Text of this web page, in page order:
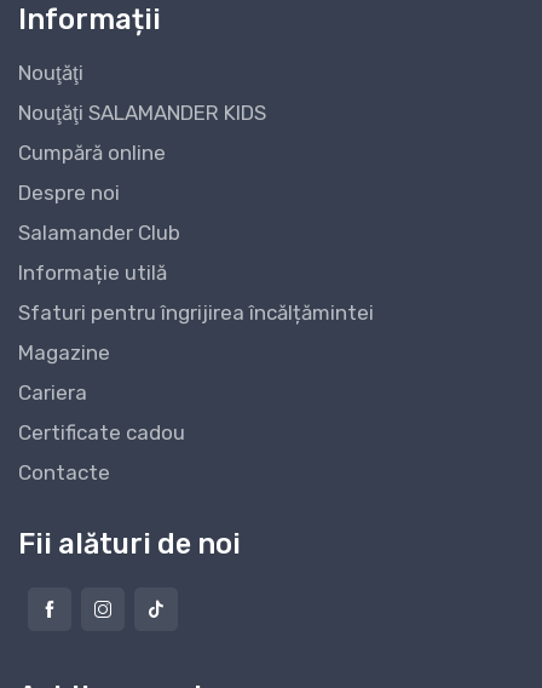
Informații
Nouţăţi
Nouţăţi SALAMANDER KIDS
Cumpără online
Despre noi
Salamander Club
Informație utilă
Sfaturi pentru îngrijirea încălțămintei
Magazine
Cariera
Certificate cadou
Contacte
Fii alături de noi